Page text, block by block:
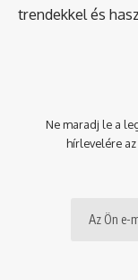
trendekkel és
Ne maradj le a
hírlevelére